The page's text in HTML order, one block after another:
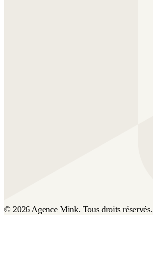
© 2026 Agence Mink. Tous droits réservés.